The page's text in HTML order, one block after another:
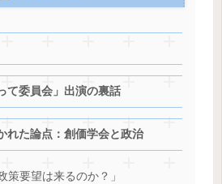
て委員会」出演の裏話
れた論点：創価学会と政治
策要望は来るのか？」